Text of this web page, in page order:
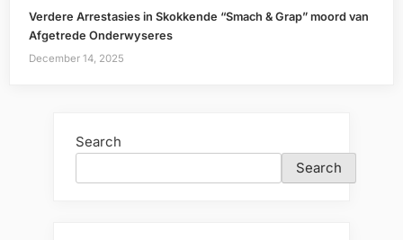
Verdere Arrestasies in Skokkende “Smach & Grap” moord van
Afgetrede Onderwyseres
December 14, 2025
Search
Search